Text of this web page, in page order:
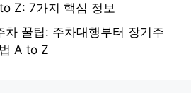
Z: 7가지 핵심 정보
차 꿀팁: 주차대행부터 장기주
A to Z